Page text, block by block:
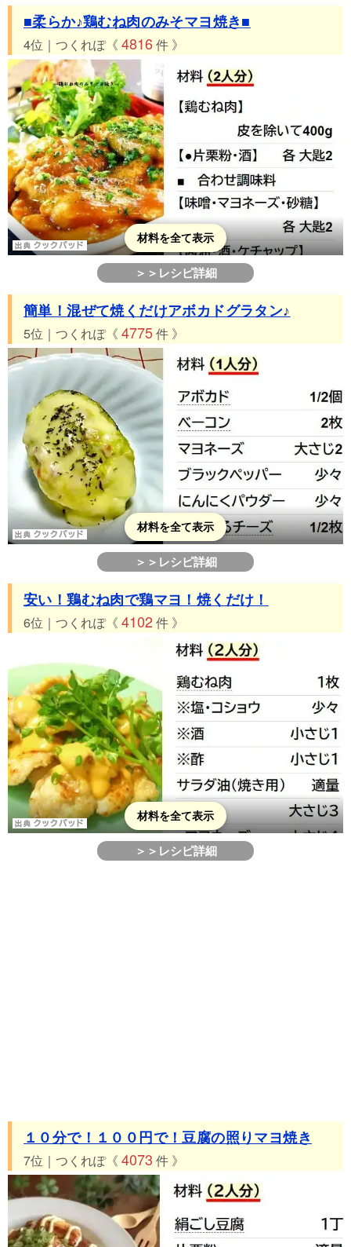
■柔らか♪鶏むね肉のみそマヨ焼き■
4位｜つくれぽ《 4816件 》
材料を全て表示
＞＞レシピ詳細
簡単！混ぜて焼くだけアボカドグラタン♪
5位｜つくれぽ《 4775件 》
材料を全て表示
＞＞レシピ詳細
安い！鶏むね肉で鶏マヨ！焼くだけ！
6位｜つくれぽ《 4102 件 》
材料を全て表示
＞＞レシピ詳細
１０分で！１００円で！豆腐の照りマヨ焼き
7位｜つくれぽ《 4073 件 》